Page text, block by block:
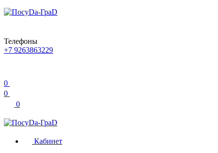
Телефоны
+7 9263863229
0
0
0
Кабинет